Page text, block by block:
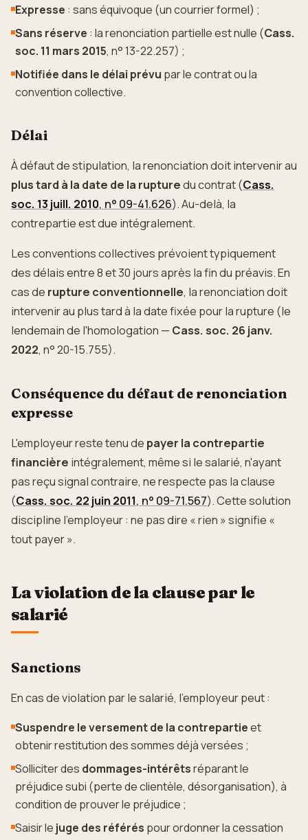
Expresse : sans équivoque (un courrier formel) ;
Sans réserve : la renonciation partielle est nulle (Cass.
soc. 11 mars 2015, n° 13-22.257) ;
Notifiée dans le délai prévu par le contrat ou la
convention collective.
Délai
À défaut de stipulation, la renonciation doit intervenir au
plus tard à la date de la rupturedu contrat (Cass.
soc. 13 juill. 2010, n° 09-41.626). Au-delà, la
contrepartie est due intégralement.
Les conventions collectives prévoient typiquement
des délais entre 8 et 30 jours après la fin du préavis. En
cas de rupture conventionnelle, la renonciation doit
intervenir au plus tard à la date fixée pour la rupture (le
lendemain de l'homologation — Cass. soc. 26 janv.
2022, n° 20-15.755).
Conséquence du défaut de renonciation
expresse
L'employeur reste tenu de payer la contrepartie
financière intégralement, même si le salarié, n'ayant
pas reçu signal contraire, ne respecte pas la clause
(Cass. soc. 22 juin 2011, n° 09-71.567). Cette solution
discipline l'employeur : ne pas dire « rien » signifie «
tout payer ».
La violation de la clause par le
salarié
Sanctions
En cas de violation par le salarié, l'employeur peut :
Suspendre le versement de la contrepartieet
obtenir restitution des sommes déjà versées ;
Solliciter des dommages-intérêtsréparant le
préjudice subi (perte de clientèle, désorganisation), à
condition de prouver le préjudice ;
Saisir le juge des référés pour ordonner la cessation